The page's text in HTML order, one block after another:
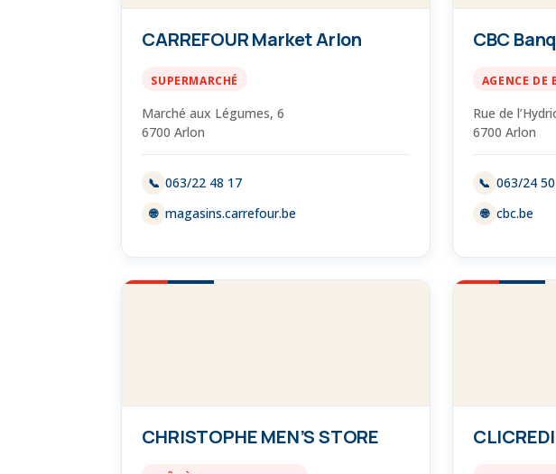
CARREFOUR Market Arlon
SUPERMARCHÉ
Marché aux Légumes, 6
6700 Arlon
📞 063/22 48 17
🌐 magasins.carrefour.be
CBC
AGENCE DE
Rue de
6700 Arlon
📞 063/24
🌐 cbc.be
CHRISTOPHE MEN’S STORE